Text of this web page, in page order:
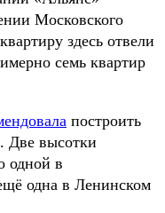
Московского
здесь отвели
семь квартир
построить
Две высотки
одной в
одна в Ленинском